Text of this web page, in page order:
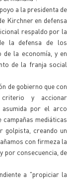
a la presidenta de
Kirchner en defensa
respaldo por la
la defensa de los
la economía, y en
de la franja social
de gobierno que con
y accionar
por el arco
mediáticas
golpista, creando un
con firmeza la
por consecuencia, de
a "propiciar la